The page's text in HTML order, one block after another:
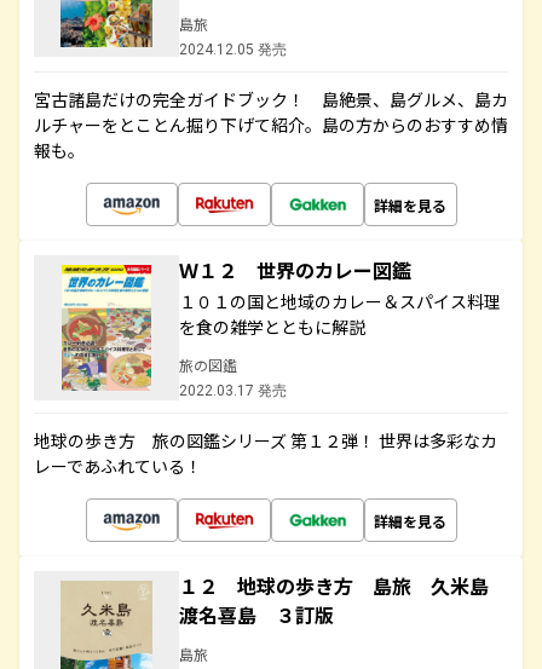
島旅
2024.12.05 発売
宮古諸島だけの完全ガイドブック！ 島絶景、島グルメ、島カ
ルチャーをとことん掘り下げて紹介。島の方からのおすすめ情
報も。
詳細を見る
Ｗ１２ 世界のカレー図鑑
１０１の国と地域のカレー＆スパイス料理
を食の雑学とともに解説
旅の図鑑
2022.03.17 発売
地球の歩き方 旅の図鑑シリーズ 第１２弾！ 世界は多彩なカ
レーであふれている！
詳細を見る
１２ 地球の歩き方 島旅 久米島
渡名喜島 ３訂版
島旅